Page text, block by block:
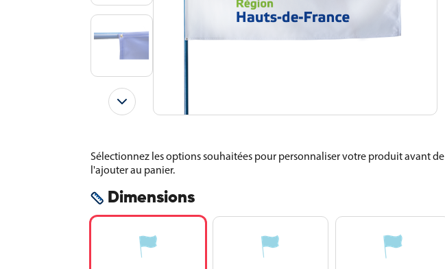
Sélectionnez les options souhaitées pour personnaliser votre produit avant de
l'ajouter au panier.
Dimensions